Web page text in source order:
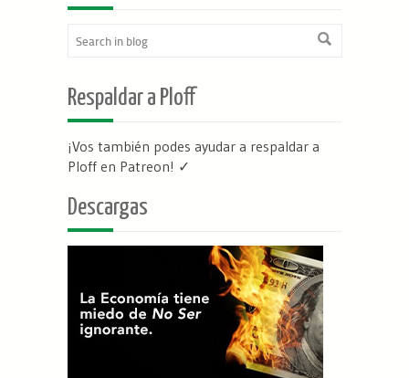
Respaldar a Ploff
¡Vos también podes ayudar a respaldar a
Ploff en Patreon! ✓
Descargas